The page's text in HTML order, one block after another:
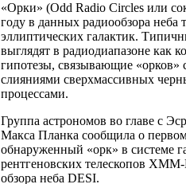
«Орки» (Odd Radio Circles или
году в данных радиообзора
эллиптических галактик.
выглядят в радиодиапазоне как
гипотезы, связывающие «орков»
слияниями сверхмассивных
процессами.
Группа астрономов во главе с
Макса Планка сообщила о первом
обнаруженный «орк» в системе
рентгеновских телескопов
обзора неба DESI.